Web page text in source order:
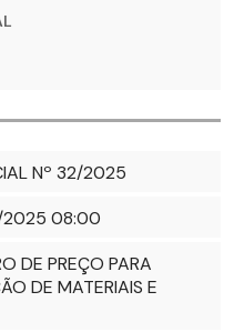
Nº 32/2025
2025 08:00
DE PREÇO PARA
DE MATERIAIS E